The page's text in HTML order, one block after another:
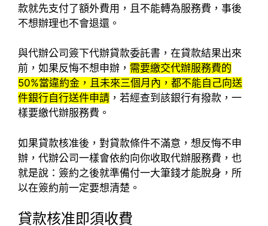
款就先支付了額外費用，且不能轉為服務費，事後
不想辦理也不會退還。
與代辦公司簽下代辦貸款委託書，在貸款結果出來
前，如果反悔不想申辦， 需要繳交代辦服務費的
50%當違約金，且未來三個月內，都不能自己向送
件銀行自行送件申請 ，若經查到該銀行有撥款，一
樣要繳代辦服務費。
如果貸款核准後，對貸款條件不滿意，想反悔不申
辦，代辦公司一樣會依約向你收取代辦服務費，也
就是說：簽約之後就準備付一大筆錢才能脫身，所
以在簽約前一定要想清楚。
貸款核准即須收費